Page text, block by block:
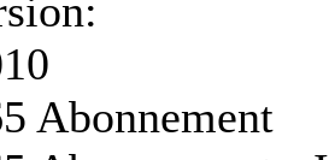
Abonnement